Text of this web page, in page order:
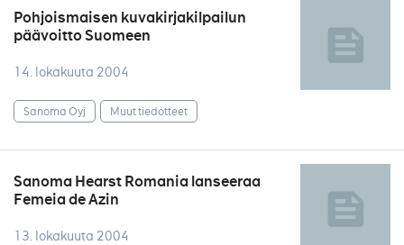
Pohjoismaisen kuvakirjakilpailun
päävoitto Suomeen
14. lokakuuta 2004
Sanoma Oyj Muut tiedotteet
Sanoma Hearst Romania lanseeraa
Femeia de Azin
13. lokakuuta 2004